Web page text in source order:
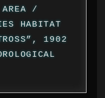
AREA /
HABITAT
1902